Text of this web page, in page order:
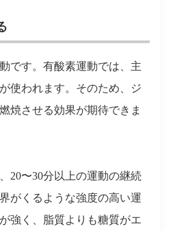
です。有酸素運動では、主
使われます。そのため、ジ
焼させる効果が期待できま
20〜30分以上の運動の継続
がくるような強度の高い運
強く、脂質よりも糖質がエ